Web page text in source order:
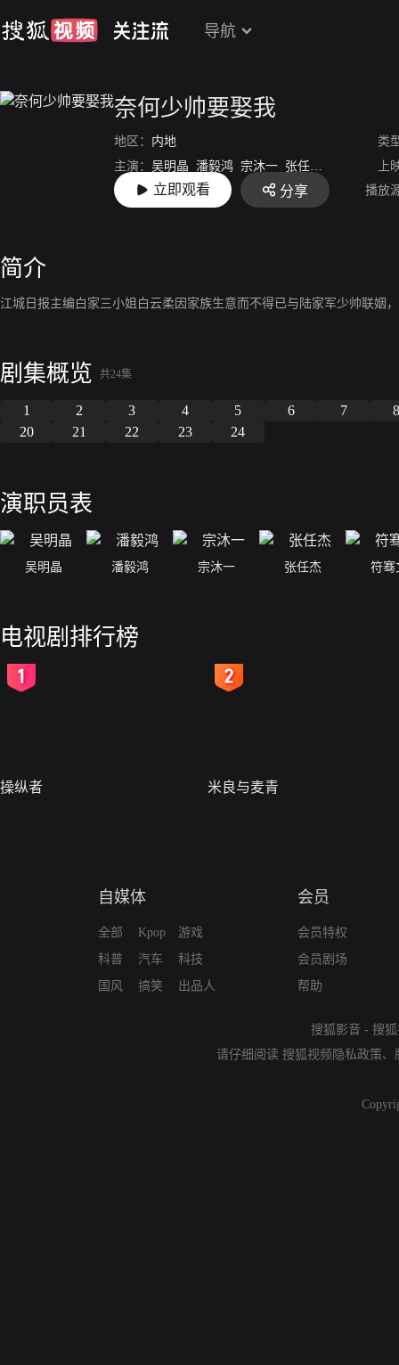
导航
奈何少帅要娶我
地区： 内地
类
主演： 吴明晶 潘毅鸿 宗沐一 张任杰
上
导演： 陈龙
立即观看 分享 播放
简介
江城日报主编白家三小姐白云柔因家族生意而不得已与陆家军少帅联姻
剧集概览 共24集
1 2 3 4 5 6 7
20
21 22 23 24
演职员表
吴明晶 潘毅鸿 宗沐一 张任杰 符骞
电视剧排行榜
操纵者 米良与麦青
自媒体
全部
科普
国风
Kpop
汽车
搞笑
游戏
科技
出品人
会员
会员特权
会员剧场
帮助
搜狐影音 - 搜
请仔细阅读 搜狐视频隐私政策、